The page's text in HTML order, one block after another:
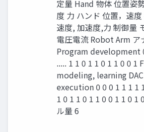
定量 Hand 物体 位置姿
度 力 ハンド 位置，速
速度, 加速度,力 制御量
電圧電流 Robot Arm ア
Program development
..... 1 1 0 1 1 0 1 1 0 0 1
modeling, learning
execution 0 0 0 1 1 1 1
1 0 1 1 0 1 1 0 0 1 1 0 1
ル量 6